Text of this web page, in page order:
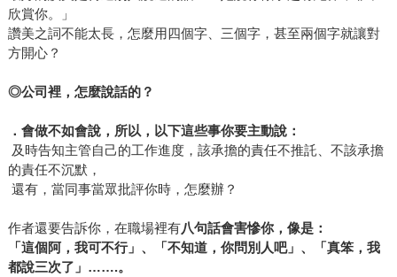
欣賞你。」
讚美之詞不能太長，怎麼用四個字、三個字，甚至兩個字就讓對
方開心？
◎公司裡，怎麼說話的？
．會做不如會說，所以，以下這些事你要主動說：
及時告知主管自己的工作進度，該承擔的責任不推託、不該承擔
的責任不沉默，
還有，當同事當眾批評你時，怎麼辦？
作者還要告訴你，在職場裡有八句話會害慘你，像是：
「這個阿，我可不行」、「不知道，你問別人吧」、「真笨，我
都說三次了」 …….。